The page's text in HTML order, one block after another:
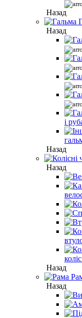
Назад
Назад
і
Назад
Назад
коліс
Назад
Назад